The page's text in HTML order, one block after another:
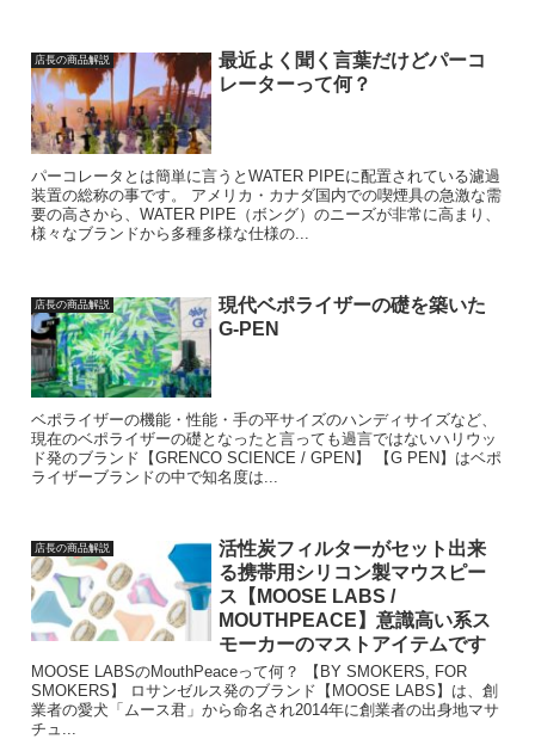
店長の商品解説
最近よく聞く言葉だけどパーコ
レーターって何？
パーコレータとは簡単に言うとWATER PIPEに配置されている濾過
装置の総称の事です。 アメリカ・カナダ国内での喫煙具の急激な需
要の高さから、WATER PIPE（ボング）のニーズが非常に高まり、
様々なブランドから多種多様な仕様の...
店長の商品解説
現代ベポライザーの礎を築いた
G-PEN
ベポライザーの機能・性能・手の平サイズのハンディサイズなど、
現在のベポライザーの礎となったと言っても過言ではないハリウッ
ド発のブランド【GRENCO SCIENCE / GPEN】 【G PEN】はベポ
ライザーブランドの中で知名度は...
店長の商品解説
活性炭フィルターがセット出来
る携帯用シリコン製マウスピー
ス【MOOSE LABS /
MOUTHPEACE】意識高い系ス
モーカーのマストアイテムです
MOOSE LABSのMouthPeaceって何？ 【BY SMOKERS, FOR
SMOKERS】 ロサンゼルス発のブランド【MOOSE LABS】は、創
業者の愛犬「ムース君」から命名され2014年に創業者の出身地マサ
チュ...